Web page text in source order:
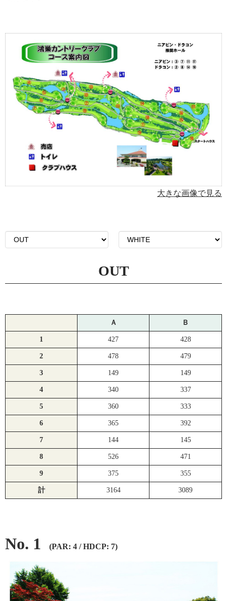
大きな画像で見る
OUT
Ａ Ｂ
1 427 428
2 478 479
3 149 149
4 340 337
5 360 333
6 365 392
7 144 145
8 526 471
9 375 355
計 3164 3089
No. 1 (PAR: 4 / HDCP: 7)